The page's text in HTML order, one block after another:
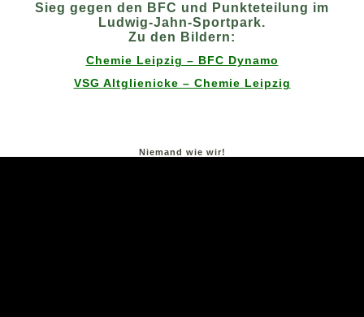
Sieg gegen den BFC und Punkteteilung im
Ludwig-Jahn-Sportpark.
Zu den Bildern:
Chemie Leipzig – BFC Dynamo
VSG Altglienicke – Chemie Leipzig
Niemand wie wir!